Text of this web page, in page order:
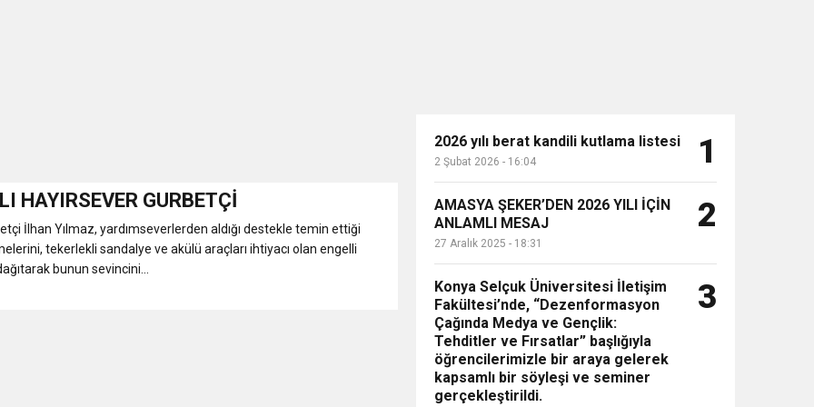
“Amasya’nın Gururları: Dereceye Giren Öğrenciler İçin Anlamlı Tören”
Festivali
listesi
HAYIRSEVER GURBETÇİ
İlhan Yılmaz, yardımseverlerden aldığı destekle temin ettiği
tekerlekli sandalye ve akülü araçları ihtiyacı olan engelli
bunun sevincini...
2026 yılı berat kandili kutlama listesi
2 Şubat 2026 - 16:04 1
AMASYA ŞEKER’DEN 2026 YILI İÇİN
ANLAMLI MESAJ
27 Aralık 2025 - 18:31
2
Konya Selçuk Üniversitesi İletişim
Fakültesi’nde, “Dezenformasyon
Çağında Medya ve Gençlik:
Tehditler ve Fırsatlar” başlığıyla
öğrencilerimizle bir araya gelerek
kapsamlı bir söyleşi ve seminer
gerçekleştirildi.
3